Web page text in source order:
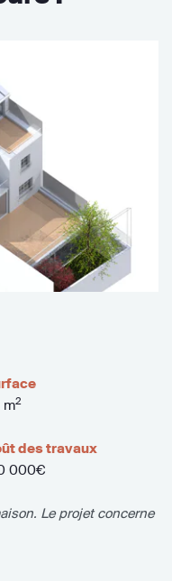
m2
des travaux
000€
Le projet concerne